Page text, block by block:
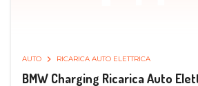
AUTO RICARICA AUTO ELETTRICA
BMW Charging Ricarica Auto